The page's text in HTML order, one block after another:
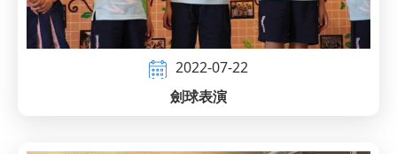
2022-07-22
劍球表演